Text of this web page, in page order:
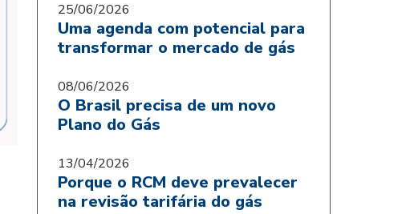
25/06/2026
Uma agenda com potencial para
transformar o mercado de gás
08/06/2026
O Brasil precisa de um novo
Plano do Gás
13/04/2026
Porque o RCM deve prevalecer
na revisão tarifária do gás